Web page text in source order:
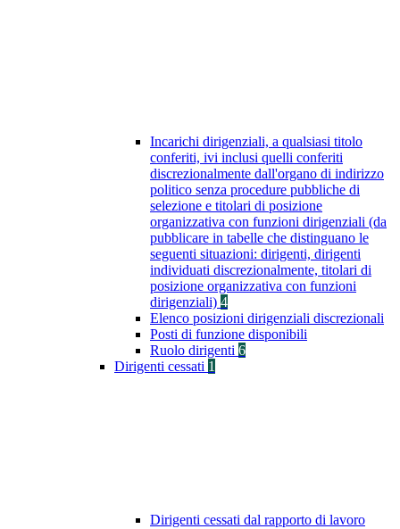
Incarichi dirigenziali, a qualsiasi titolo
conferiti, ivi inclusi quelli conferiti
discrezionalmente dall'organo di indirizzo
politico senza procedure pubbliche di
selezione e titolari di posizione
organizzativa con funzioni dirigenziali (da
pubblicare in tabelle che distinguano le
seguenti situazioni: dirigenti, dirigenti
individuati discrezionalmente, titolari di
posizione organizzativa con funzioni
dirigenziali) 4
Elenco posizioni dirigenziali discrezionali
Posti di funzione disponibili
Ruolo dirigenti 6
Dirigenti cessati 1
Dirigenti cessati dal rapporto di lavoro